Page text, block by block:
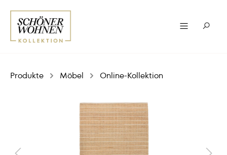
Produkte Möbel Online-Kollektion